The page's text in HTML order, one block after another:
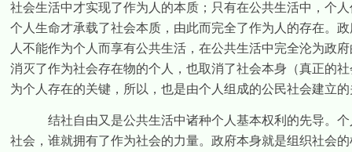
社会生活中才实现了作为人的本质；只有在公共生活中，个
个人生命才承载了社会本质，由此而完全了作为人的存在。
人不能作为个人而享有公共生活，在公共生活中完全沦为政
消灭了作为社会存在物的个人，也取消了社会本身（真正的
为个人存在的关键，所以，也是由个人组成的公民社会建立
结社自由又是公共生活中诸种个人基本权利的先导。
社会，谁就拥有了作为社会的力量。政府本身就是组织社会